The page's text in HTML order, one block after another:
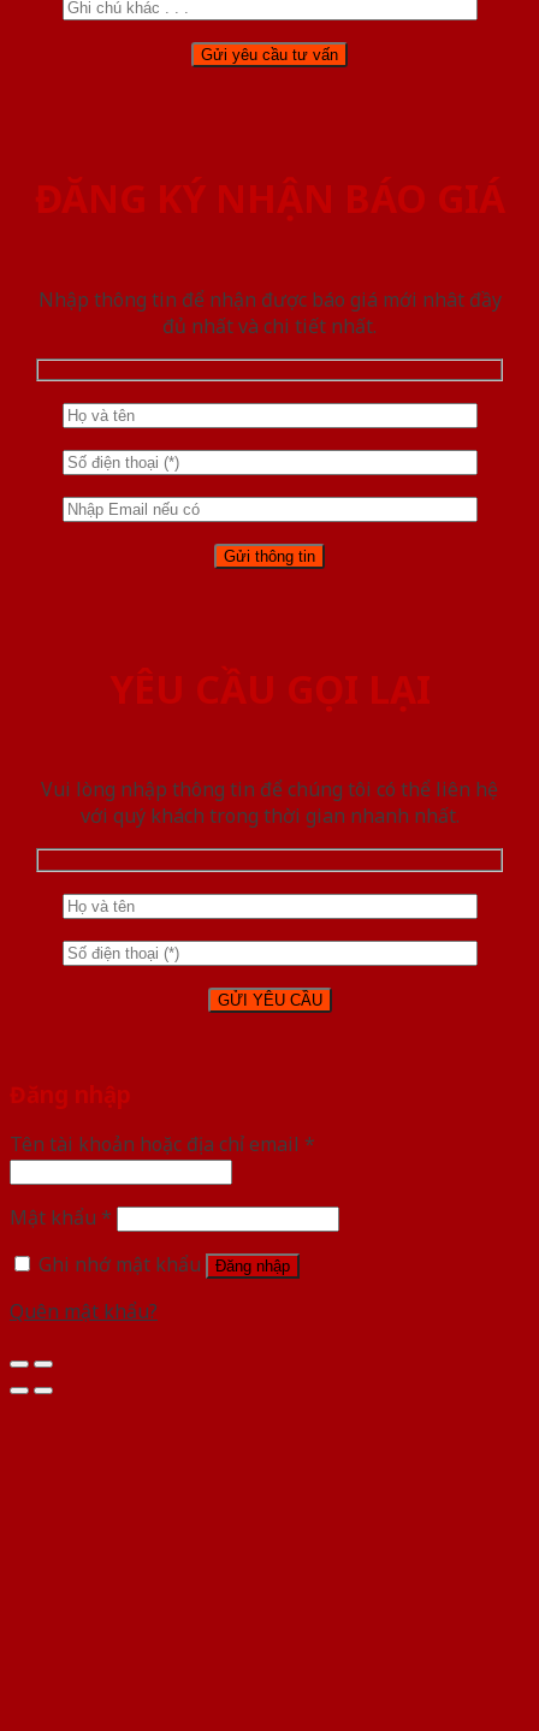
ĐĂNG KÝ NHẬN BÁO GIÁ
Nhập thông tin để nhận được báo giá mới nhât đầy
đủ nhất và chi tiết nhất.
YÊU CẦU GỌI LẠI
Vui lòng nhập thông tin để chúng tôi có thể liên hệ
với quý khách trong thời gian nhanh nhất.
Đăng nhập
Tên tài khoản hoặc địa chỉ email *
Mật khẩu *
Ghi nhớ mật khẩu
Đăng nhập
Quên mật khẩu?